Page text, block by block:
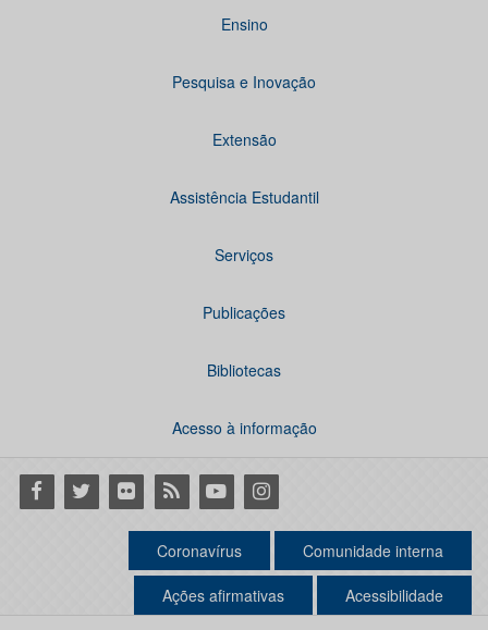
Ensino
Pesquisa e Inovação
Extensão
Assistência Estudantil
Serviços
Publicações
Bibliotecas
Acesso à informação
Facebook
Twitter Flickr RSS YoutubeInstagram
Coronavírus Comunidade interna
Ações afirmativas Acessibilidade